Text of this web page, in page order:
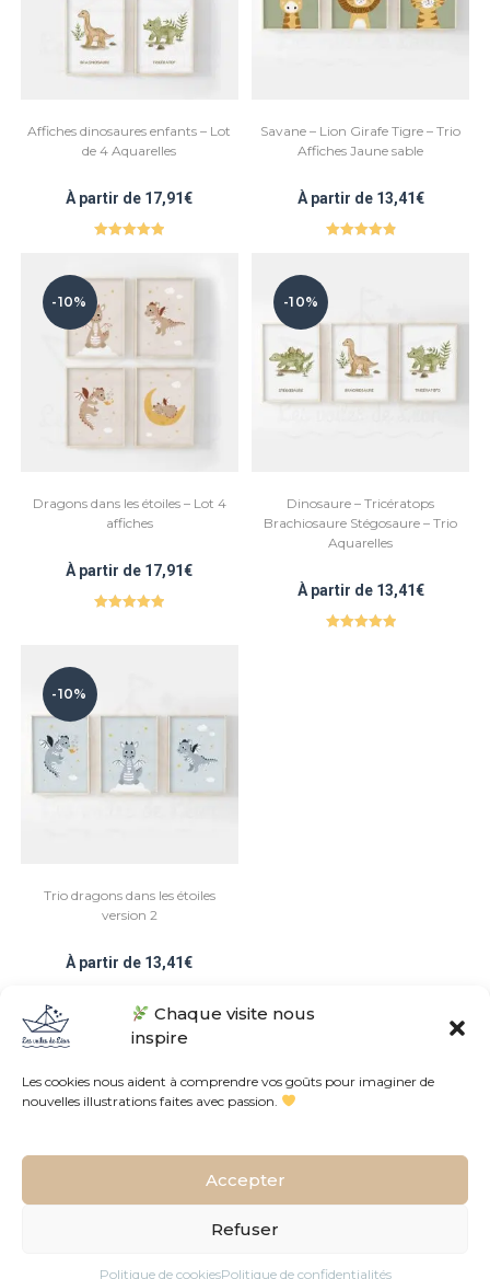
Chaque visite nous
inspire
Les cookies nous aident à comprendre vos goûts pour imaginer de
nouvelles illustrations faites avec passion.
Accepter
Refuser
Politique de cookiesPolitique de confidentialités
Affiches dinosaures enfants – Lot
de 4 Aquarelles
À partir de 17,91€
Savane – Lion Girafe Tigre – Trio
Affiches Jaune sable
À partir de 13,41€
-10%
Dragons dans les étoiles – Lot 4
affiches
À partir de 17,91€
-10%
Dinosaure – Tricératops
Brachiosaure Stégosaure – Trio
Aquarelles
À partir de 13,41€
-10%
Trio dragons dans les étoiles
version 2
À partir de 13,41€
5.00
sur 5
Conditions Générales de Vente
Politique de confidentialités
L’histoire de l’atelier
Contact
France